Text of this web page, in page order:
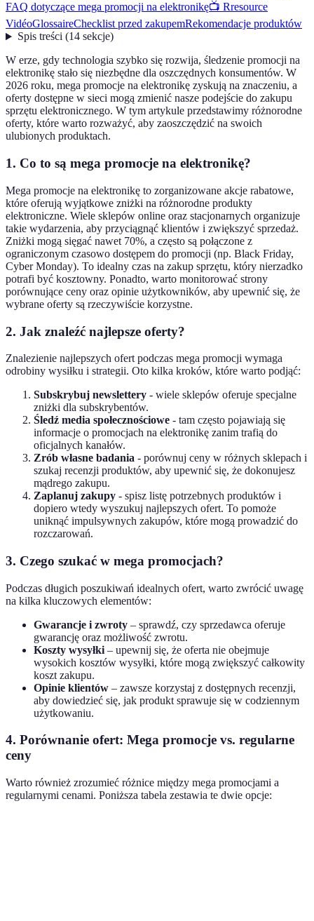
FAQ dotyczące mega promocji na elektronikę📺 Rresource
VidéoGlossaireChecklist przed zakupemRekomendacje produktów
Spis treści(14 sekcje)
W erze, gdy technologia szybko się rozwija, śledzenie promocji na
elektronikę stało się niezbędne dla oszczędnych konsumentów. W
2026 roku, mega promocje na elektronikę zyskują na znaczeniu, a
oferty dostępne w sieci mogą zmienić nasze podejście do zakupu
sprzętu elektronicznego. W tym artykule przedstawimy różnorodne
oferty, które warto rozważyć, aby zaoszczędzić na swoich
ulubionych produktach.
1. Co to są mega promocje na elektronikę?
Mega promocje na elektronikę to zorganizowane akcje rabatowe,
które oferują wyjątkowe zniżki na różnorodne produkty
elektroniczne. Wiele sklepów online oraz stacjonarnych organizuje
takie wydarzenia, aby przyciągnąć klientów i zwiększyć sprzedaż.
Zniżki mogą sięgać nawet 70%, a często są połączone z
ograniczonym czasowo dostępem do promocji (np. Black Friday,
Cyber Monday). To idealny czas na zakup sprzętu, który nierzadko
potrafi być kosztowny. Ponadto, warto monitorować strony
porównujące ceny oraz opinie użytkowników, aby upewnić się, że
wybrane oferty są rzeczywiście korzystne.
2. Jak znaleźć najlepsze oferty?
Znalezienie najlepszych ofert podczas mega promocji wymaga
odrobiny wysiłku i strategii. Oto kilka kroków, które warto podjąć:
Subskrybuj newslettery - wiele sklepów oferuje specjalne
zniżki dla subskrybentów.
Śledź media społecznościowe - tam często pojawiają się
informacje o promocjach na elektronikę zanim trafią do
oficjalnych kanałów.
Zrób własne badania - porównuj ceny w różnych sklepach i
szukaj recenzji produktów, aby upewnić się, że dokonujesz
mądrego zakupu.
Zaplanuj zakupy - spisz listę potrzebnych produktów i
dopiero wtedy wyszukuj najlepszych ofert. To pomoże
uniknąć impulsywnych zakupów, które mogą prowadzić do
rozczarowań.
3. Czego szukać w mega promocjach?
Podczas długich poszukiwań idealnych ofert, warto zwrócić uwagę
na kilka kluczowych elementów:
Gwarancje i zwroty – sprawdź, czy sprzedawca oferuje
gwarancję oraz możliwość zwrotu.
Koszty wysyłki – upewnij się, że oferta nie obejmuje
wysokich kosztów wysyłki, które mogą zwiększyć całkowity
koszt zakupu.
Opinie klientów – zawsze korzystaj z dostępnych recenzji,
aby dowiedzieć się, jak produkt sprawuje się w codziennym
użytkowaniu.
4. Porównanie ofert: Mega promocje vs. regularne
ceny
Warto również zrozumieć różnice między mega promocjami a
regularnymi cenami. Poniższa tabela zestawia te dwie opcje: